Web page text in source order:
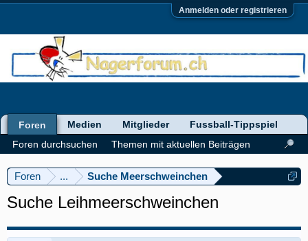
Anmelden oder registrieren
Foren ... Suche Meerschweinchen
Suche Leihmeerschweinchen
Foren
Foren durchsuchen
Themen mit aktuellen Beiträgen
Medien Mitglieder Fussball-Tippspiel